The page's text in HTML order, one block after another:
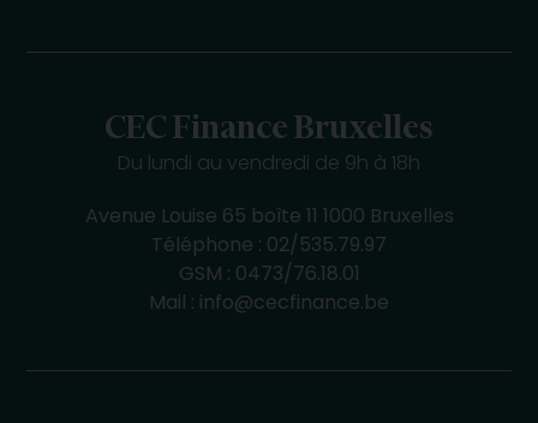
CEC Finance Bruxelles
Du lundi au vendredi de 9h à 18h
Avenue Louise 65 boîte 11 1000 Bruxelles
Téléphone : 02/535.79.97
GSM : 0473/76.18.01
Mail : info@cecfinance.be